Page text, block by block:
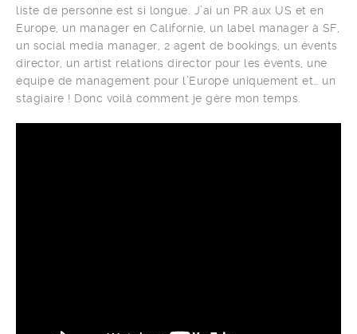
liste de personne est si longue. J’ai un PR aux US et en
Europe, un manager en Californie, un label manager à SF,
un social media manager, 2 agent de bookings, un évents
director, un artist relations director pour les évents, une
équipe de management pour l’Europe uniquement et… un
stagiaire ! Donc voilà comment je gère mon temps.